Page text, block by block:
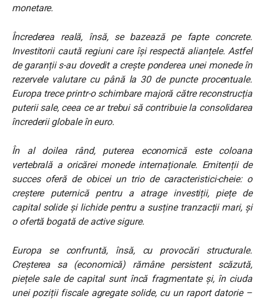
monetare.
Încrederea reală, însă, se bazează pe fapte concrete.
Investitorii caută regiuni care își respectă alianțele. Astfel
de garanții s-au dovedit a crește ponderea unei monede în
rezervele valutare cu până la 30 de puncte procentuale.
Europa trece printr-o schimbare majoră către reconstrucția
puterii sale, ceea ce ar trebui să contribuie la consolidarea
încrederii globale în euro.
În al doilea rând, puterea economică este coloana
vertebrală a oricărei monede internaționale. Emitenții de
succes oferă de obicei un trio de caracteristici-cheie: o
creștere puternică pentru a atrage investiții, piețe de
capital solide și lichide pentru a susține tranzacții mari, și
o ofertă bogată de active sigure.
Europa se confruntă, însă, cu provocări structurale.
Creșterea sa (economică) rămâne persistent scăzută,
piețele sale de capital sunt încă fragmentate și, în ciuda
unei poziții fiscale agregate solide, cu un raport datorie –